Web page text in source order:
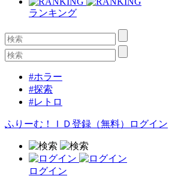
ランキング
#ホラー
#探索
#レトロ
ふりーむ！ＩＤ登録（無料） ログイン
ログイン